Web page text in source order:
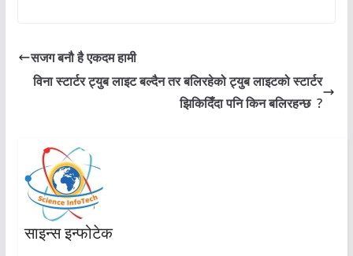
सजग बनौ है एकदम हामी
विना स्टार्टर ट्युब लाइट बल्दैन तर बलिरहेको ट्युब लाइटको स्टार्टर
झिकिदिँदा पनि किन बलिरहन्छ ?
साइन्स इन्फोटेक